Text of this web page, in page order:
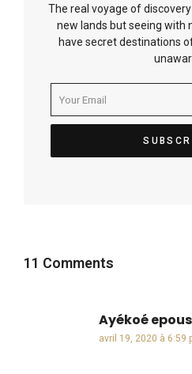
The real voyage of
new lands but seeing with
have secret destinations
11 Comments
Ayékoé
avril 19, 2020 à 6:59